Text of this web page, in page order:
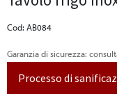
Cod: AB084
Garanzia di sicurezza:
Processo di